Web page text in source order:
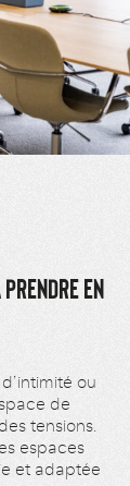
EN
ou
de
tensions.
espaces
et adaptée